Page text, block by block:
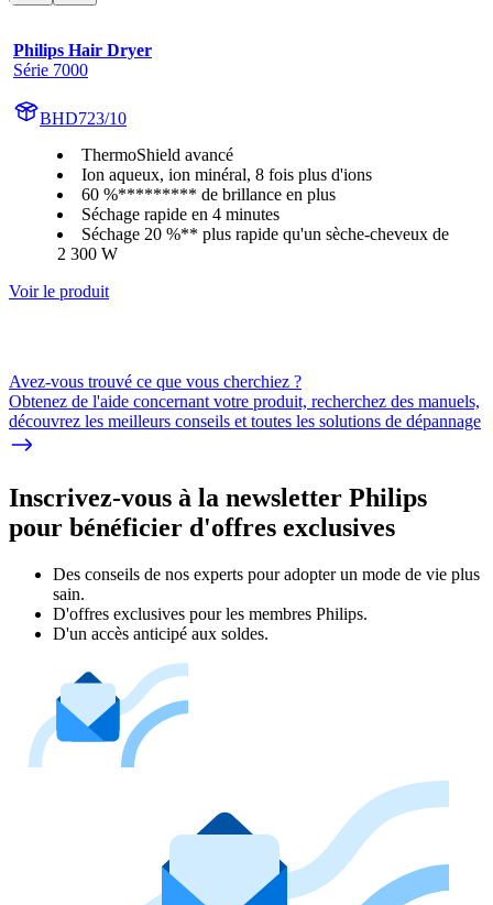
Philips Hair Dryer
Série 7000
BHD723/10
ThermoShield avancé
Ion aqueux, ion minéral, 8 fois plus d'ions
60 %********* de brillance en plus
Séchage rapide en 4 minutes
Séchage 20 %** plus rapide qu'un sèche-cheveux de
2 300 W
Voir le produit
Avez-vous trouvé ce que vous cherchiez ?
Obtenez de l'aide concernant votre produit, recherchez des manuels,
découvrez les meilleurs conseils et toutes les solutions de dépannage
Inscrivez-vous à la newsletter Philips
pour bénéficier d'offres exclusives
Des conseils de nos experts pour adopter un mode de vie plus
sain.
D'offres exclusives pour les membres Philips.
D'un accès anticipé aux soldes.